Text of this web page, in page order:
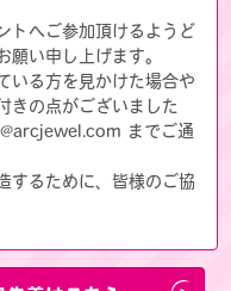
トへご参加頂けるようど
願い申し上げます。
いる方を見かけた場合や
きの点がございました
までご通
するために、皆様のご協